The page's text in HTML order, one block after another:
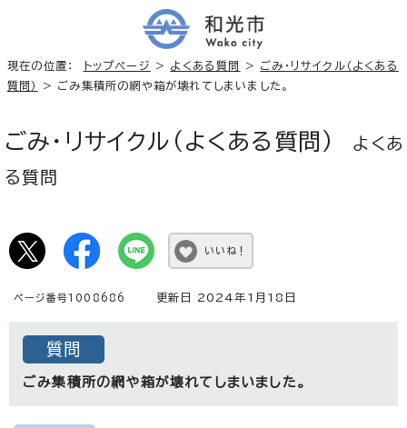
現在の位置： トップページ > よくある質問 > ごみ・リサイクル（よくある
質問）
> ごみ集積所の網や箱が壊れてしまいました。
ごみ・リサイクル（よくある質問）
よくあ
る質問
いいね！
ページ番号1008686 更新日 2024年1月18日
質問
ごみ集積所の網や箱が壊れてしまいました。